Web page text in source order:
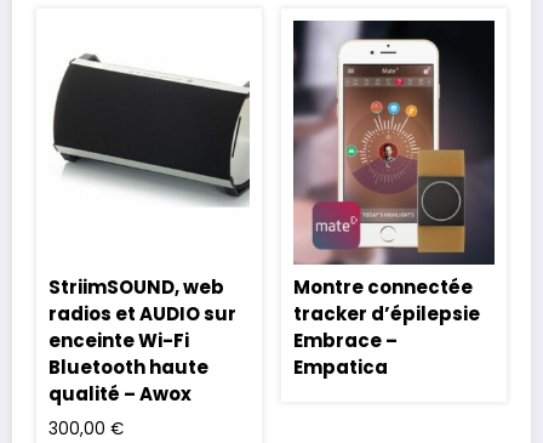
StriimSOUND, web
radios et AUDIO sur
enceinte Wi-Fi
Bluetooth haute
qualité – Awox
300,00 €
Montre connectée
tracker d’épilepsie
Embrace –
Empatica